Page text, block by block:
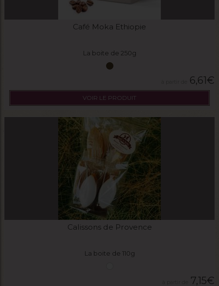
Café Moka Ethiopie
La boite de 250g
6,61€
VOIR LE PRODUIT
Calissons de Provence
La boite de 110g
7,15€